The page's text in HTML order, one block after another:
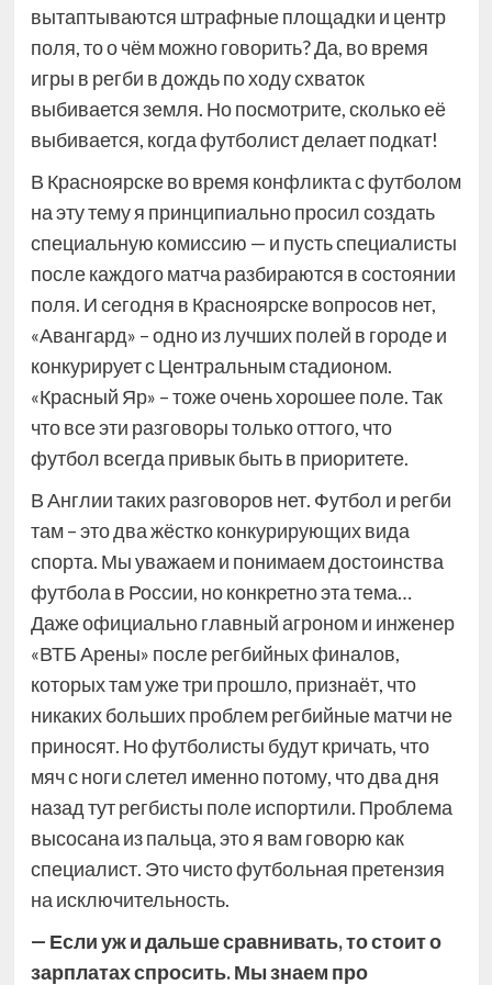
вытаптываются штрафные площадки и центр
поля, то о чём можно говорить? Да, во время
игры в регби в дождь по ходу схваток
выбивается земля. Но посмотрите, сколько её
выбивается, когда футболист делает подкат!
В Красноярске во время конфликта с футболом
на эту тему я принципиально просил создать
специальную комиссию — и пусть специалисты
после каждого матча разбираются в состоянии
поля. И сегодня в Красноярске вопросов нет,
«Авангард» – одно из лучших полей в городе и
конкурирует с Центральным стадионом.
«Красный Яр» – тоже очень хорошее поле. Так
что все эти разговоры только оттого, что
футбол всегда привык быть в приоритете.
В Англии таких разговоров нет. Футбол и регби
там – это два жёстко конкурирующих вида
спорта. Мы уважаем и понимаем достоинства
футбола в России, но конкретно эта тема…
Даже официально главный агроном и инженер
«ВТБ Арены» после регбийных финалов,
которых там уже три прошло, признаёт, что
никаких больших проблем регбийные матчи не
приносят. Но футболисты будут кричать, что
мяч с ноги слетел именно потому, что два дня
назад тут регбисты поле испортили. Проблема
высосана из пальца, это я вам говорю как
специалист. Это чисто футбольная претензия
на исключительность.
— Если уж и дальше сравнивать, то стоит о
зарплатах спросить. Мы знаем про